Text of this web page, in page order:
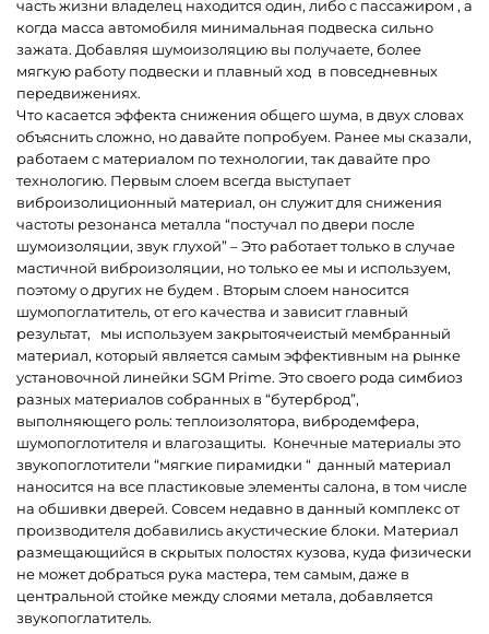
часть жизни владелец находится один, либо с пассажиром , а
когда масса автомобиля минимальная подвеска сильно
зажата. Добавляя шумоизоляцию вы получаете, более
мягкую работу подвески и плавный ход в повседневных
передвижениях.
Что касается эффекта снижения общего шума, в двух словах
объяснить сложно, но давайте попробуем. Ранее мы сказали,
работаем с материалом по технологии, так давайте про
технологию. Первым слоем всегда выступает
виброизолиционный материал, он служит для снижения
частоты резонанса металла “постучал по двери после
шумоизоляции, звук глухой” – Это работает только в случае
мастичной виброизоляции, но только ее мы и используем,
поэтому о других не будем . Вторым слоем наносится
шумопоглатитель, от его качества и зависит главный
результат, мы используем закрытоячеистый мембранный
материал, который является самым эффективным на рынке
установочной линейки SGM Prime. Это своего рода симбиоз
разных материалов собранных в “бутерброд”,
выполняющего роль: теплоизолятора, вибродемфера,
шумопоглотителя и влагозащиты. Конечные материалы это
звукопоглотители “мягкие пирамидки “ данный материал
наносится на все пластиковые элементы салона, в том числе
на обшивки дверей. Совсем недавно в данный комплекс от
производителя добавились акустические блоки. Материал
размещающийся в скрытых полостях кузова, куда физически
не может добраться рука мастера, тем самым, даже в
центральной стойке между слоями метала, добавляется
звукопоглатитель.